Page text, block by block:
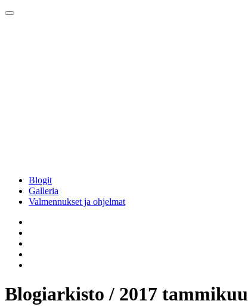
Blogit
Galleria
Valmennukset ja ohjelmat
Blogiarkisto / 2017 tammikuu